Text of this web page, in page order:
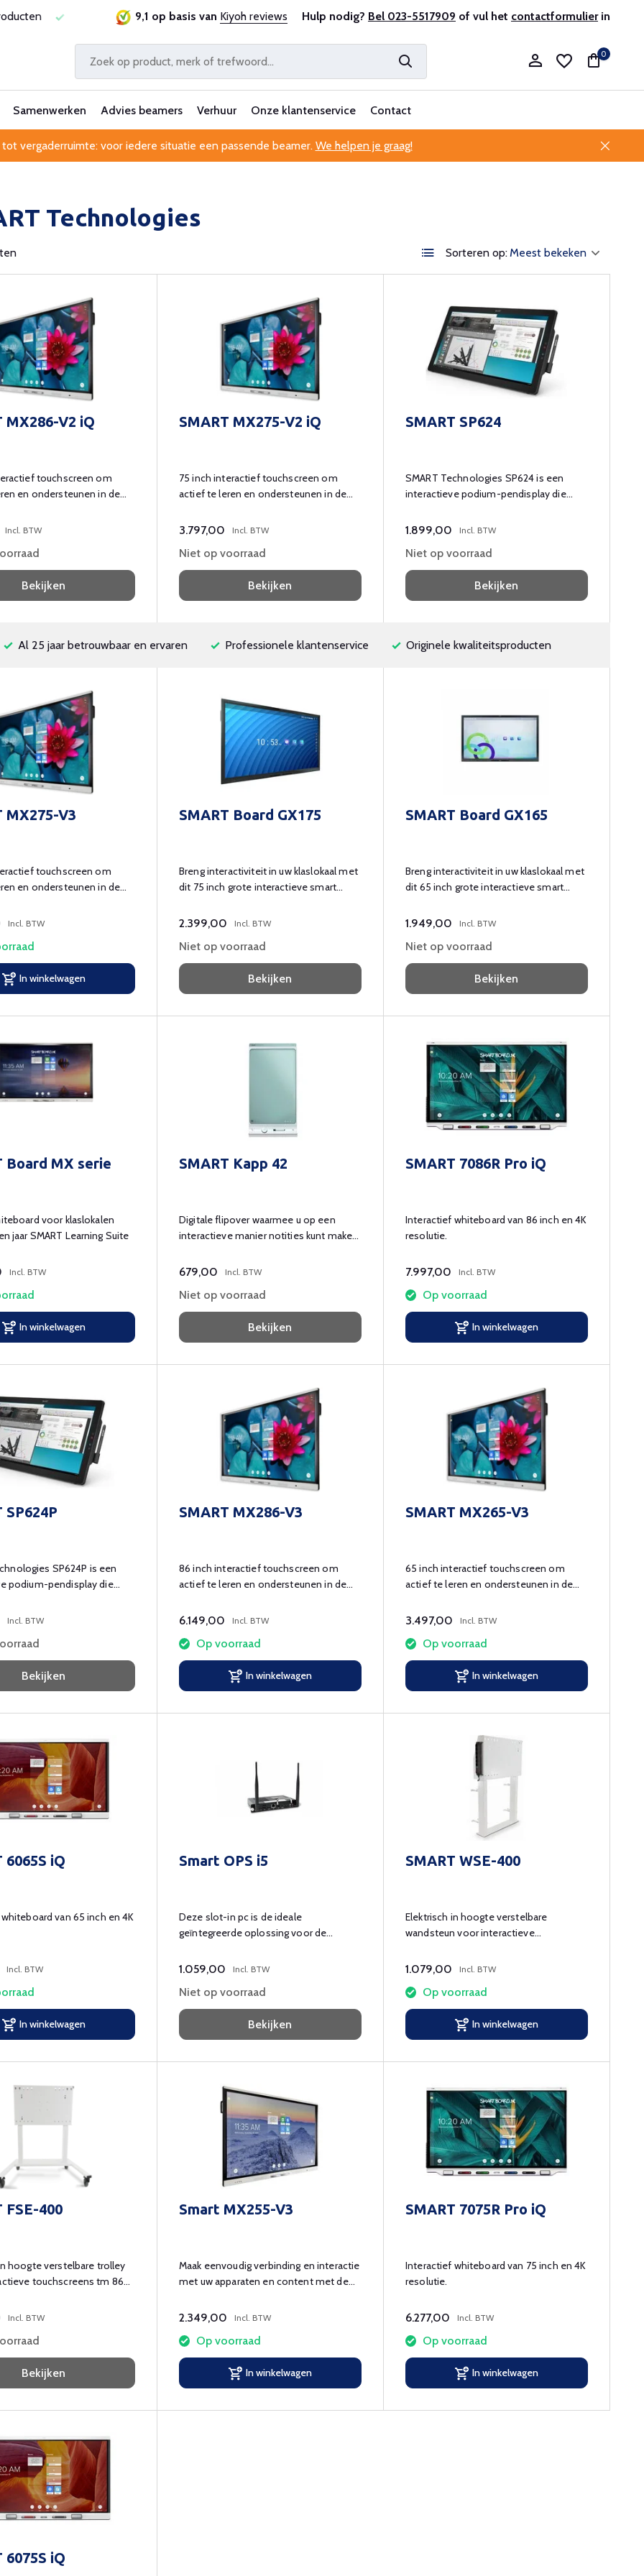
Al 25 jaar betrouwbaar en ervaren Professionele klantenservice
9,1 op basis van Kiyoh reviews Hulp nodig? Bel 023-5517909 of vul het contactformulierin
0
Samenwerken Advies beamers Verhuur Onze klantenservice Contact
vergaderruimte: voor iedere situatie een passende beamer. We helpen je graag!
Technologies
Sorteren op:
MX286-V2 iQ
touchscreen om
en ondersteunen in de
Incl. BTW
Bekijken
SMART MX275-V2 iQ
75 inch interactief touchscreen om
actief te leren en ondersteunen in de
3.797,00 Incl. BTW
Niet op voorraad
Bekijken
SMART SP624
SMART Technologies SP624 is een
interactieve podium-pendisplay die
U kunt het podium aansluiten op PC en
voor het grote publiek weergegeven.
1.899,00 Incl. BTW
Niet op voorraad
Bekijken
Al 25 jaar betrouwbaar en ervaren Professionele klantenservice Originele kwaliteitsproducten
MX275-V3
touchscreen om
en ondersteunen in de
Incl. BTW
In winkelwagen
SMART Board GX175
Breng interactiviteit in uw klaslokaal met
dit 75 inch grote interactieve smart
2.399,00 Incl. BTW
Niet op voorraad
Bekijken
SMART Board GX165
Breng interactiviteit in uw klaslokaal met
dit 65 inch grote interactieve smart
1.949,00 Incl. BTW
Niet op voorraad
Bekijken
Board MX serie
voor klaslokalen
jaar SMART Learning Suite
Incl. BTW
In winkelwagen
SMART Kapp 42
Digitale flipover waarmee u op een
interactieve manier notities kunt maken
679,00 Incl. BTW
Niet op voorraad
Bekijken
SMART 7086R Pro iQ
Interactief whiteboard van 86 inch en 4K
resolutie.
7.997,00 Incl. BTW
Op voorraad
In winkelwagen
SP624P
SP624P is een
podium-pendisplay die
aansluiten op PC en
publiek weergegeven.
Incl. BTW
Bekijken
SMART MX286-V3
86 inch interactief touchscreen om
actief te leren en ondersteunen in de
6.149,00 Incl. BTW
Op voorraad
In winkelwagen
SMART MX265-V3
65 inch interactief touchscreen om
actief te leren en ondersteunen in de
3.497,00 Incl. BTW
Op voorraad
In winkelwagen
6065S iQ
van 65 inch en 4K
Incl. BTW
In winkelwagen
Smart OPS i5
Deze slot-in pc is de ideale
geïntegreerde oplossing voor de
displays.
1.059,00 Incl. BTW
Niet op voorraad
Bekijken
SMART WSE-400
Elektrisch in hoogte verstelbare
wandsteun voor interactieve
1.079,00 Incl. BTW
Op voorraad
In winkelwagen
FSE-400
hoogte verstelbare trolley
touchscreens tm 86
Incl. BTW
Bekijken
Smart MX255-V3
Maak eenvoudig verbinding en interactie
met uw apparaten en content met de
ondersteunen - in en buiten het
2.349,00 Incl. BTW
Op voorraad
In winkelwagen
SMART 7075R Pro iQ
Interactief whiteboard van 75 inch en 4K
resolutie.
6.277,00 Incl. BTW
Op voorraad
In winkelwagen
6075S iQ